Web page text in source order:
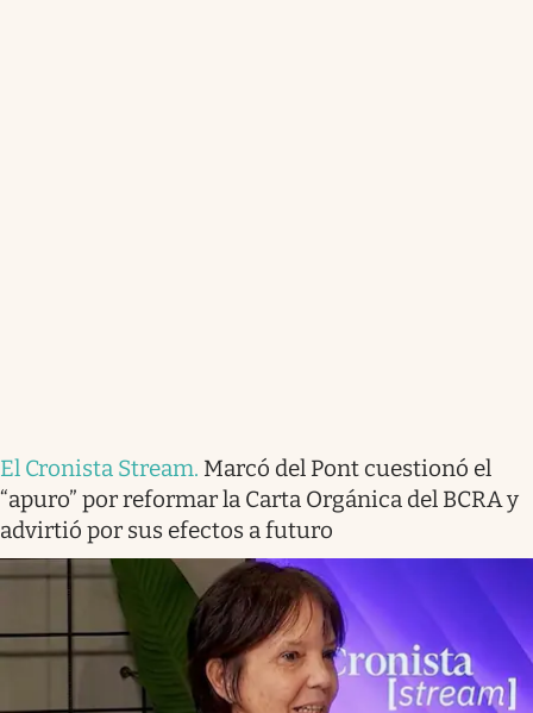
El Cronista Stream. Marcó del Pont cuestionó el
“apuro” por reformar la Carta Orgánica del BCRA y
advirtió por sus efectos a futuro